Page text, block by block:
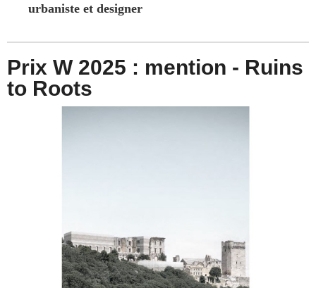
urbaniste et designer
Prix W 2025 : mention - Ruins
to Roots